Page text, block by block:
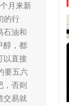
月来新
的行
石油和
醇，都
以直接
要五六
否则
交易就